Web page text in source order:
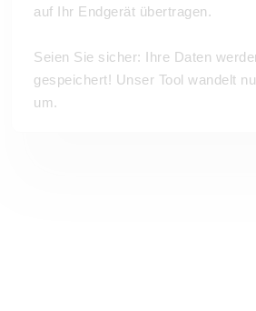
auf Ihr Endgerät übertragen.
Seien Sie sicher: Ihre Daten
gespeichert! Unser Tool wandelt
um.